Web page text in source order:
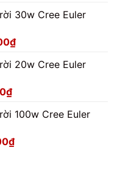
tại
3.590.000₫.
30w Cree Euler
₫Giá
tại
20w Cree Euler
₫Giá
tại
1.700.000₫.
100w Cree Euler
₫Giá